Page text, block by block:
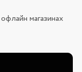
магазинах